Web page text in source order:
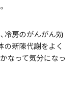
冷房のがんがん効
の新陳代謝をよく
なって気分になっ